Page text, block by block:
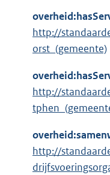
http://
orst_(gemeente)
http://
http://